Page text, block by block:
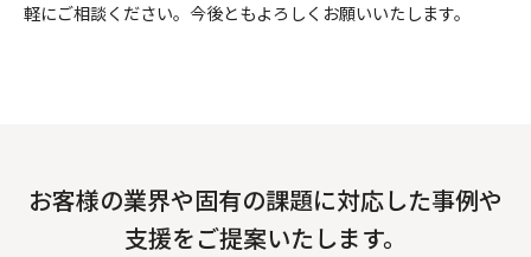
軽にご相談ください。今後ともよろしくお願いいたします。
お客様の業界や固有の課題に対応した事例や
支援をご提案いたします。